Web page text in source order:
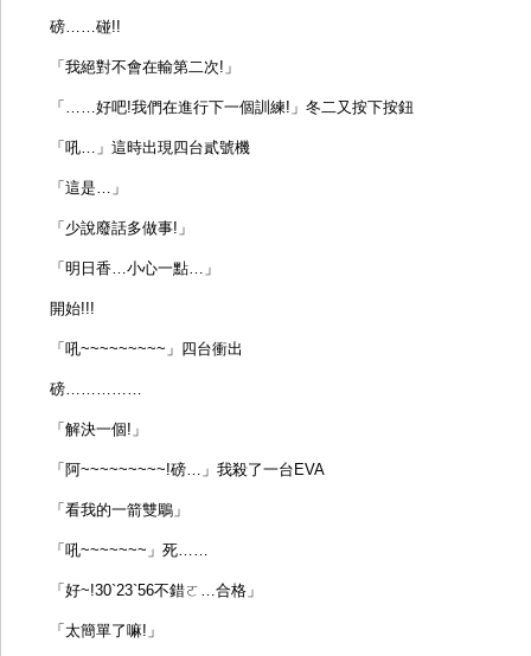
磅……碰!!
「我絕對不會在輸第二次!」
「……好吧!我們在進行下一個訓練!」冬二又按下按鈕
「吼…」這時出現四台貳號機
「這是…」
「少說廢話多做事!」
「明日香…小心一點…」
開始!!!
「吼~~~~~~~~~」四台衝出
磅……………
「解決一個!」
「阿~~~~~~~~~!磅…」我殺了一台EVA
「看我的一箭雙鵰」
「吼~~~~~~~」死……
「好~!30`23`56不錯ㄛ…合格」
「太簡單了嘛!」